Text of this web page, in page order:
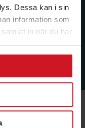
Dessa kan i sin
information som
in när du har